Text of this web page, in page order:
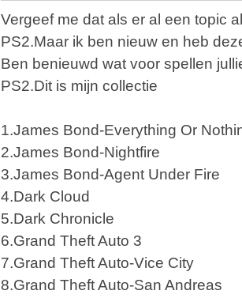
Vergeef me dat als er al een topic
PS2.Maar ik ben nieuw en heb
Ben benieuwd wat voor spellen
PS2.Dit is mijn collectie
1.James Bond-Everything Or
2.James Bond-Nightfire
3.James Bond-Agent Under Fire
4.Dark Cloud
5.Dark Chronicle
6.Grand Theft Auto 3
7.Grand Theft Auto-Vice City
8.Grand Theft Auto-San Andreas